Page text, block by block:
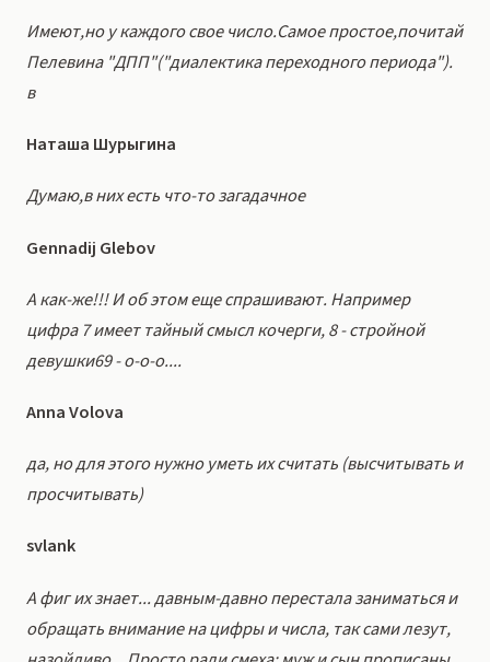
Имеют,но у каждого свое число.Самое простое,почитай
Пелевина "ДПП"("диалектика переходного периода").
в
Наташа Шурыгина
Думаю,в них есть что-то загадачное
Gennadij Glebov
А как-же!!! И об этом еще спрашивают. Например
цифра 7 имеет тайный смысл кочерги, 8 - стройной
девушки69 - о-о-о....
Anna Volova
да, но для этого нужно уметь их считать (высчитывать и
просчитывать)
svlank
А фиг их знает... давным-давно перестала заниматься и
обращать внимание на цифры и числа, так сами лезут,